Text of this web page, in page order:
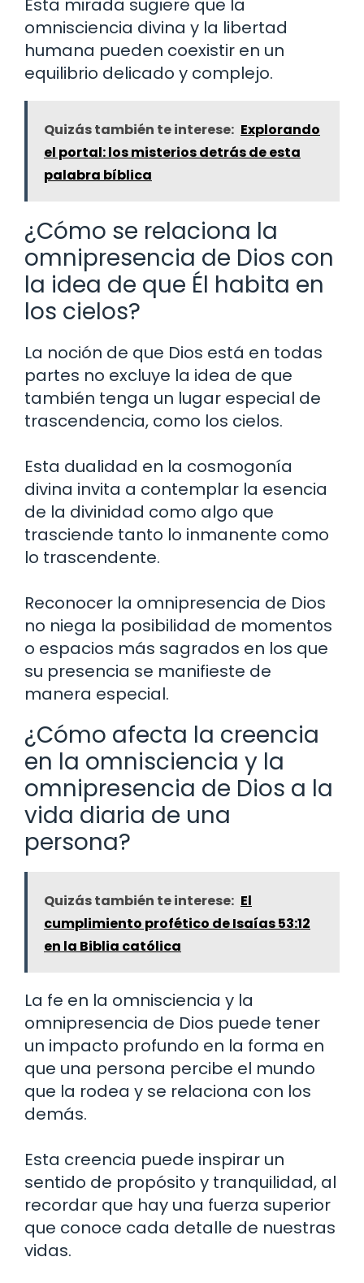
Esta mirada sugiere que la
omnisciencia divina y la libertad
humana pueden coexistir en un
equilibrio delicado y complejo.
Quizás también te interese: Explorando
el portal: los misterios detrás de esta
palabra bíblica
¿Cómo se relaciona la
omnipresencia de Dios con
la idea de que Él habita en
los cielos?
La noción de que Dios está en todas
partes no excluye la idea de que
también tenga un lugar especial de
trascendencia, como los cielos.
Esta dualidad en la cosmogonía
divina invita a contemplar la esencia
de la divinidad como algo que
trasciende tanto lo inmanente como
lo trascendente.
Reconocer la omnipresencia de Dios
no niega la posibilidad de momentos
o espacios más sagrados en los que
su presencia se manifieste de
manera especial.
¿Cómo afecta la creencia
en la omnisciencia y la
omnipresencia de Dios a la
vida diaria de una
persona?
Quizás también te interese: El
cumplimiento profético de Isaías 53:12
en la Biblia católica
La fe en la omnisciencia y la
omnipresencia de Dios puede tener
un impacto profundo en la forma en
que una persona percibe el mundo
que la rodea y se relaciona con los
demás.
Esta creencia puede inspirar un
sentido de propósito y tranquilidad, al
recordar que hay una fuerza superior
que conoce cada detalle de nuestras
vidas.